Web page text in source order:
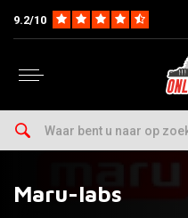
9.2/10
Maru-labs